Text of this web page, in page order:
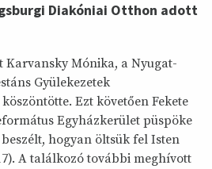
Diakóniai Otthon adott
Karvansky Mónika, a Nyugat-
Gyülekezetek
Ezt követően Fekete
Egyházkerület püspöke
hogyan öltsük fel Isten
A találkozó további meghívott